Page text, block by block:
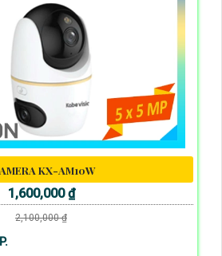
KX-AM10W
1,600,000 ₫
2,100,000 ₫